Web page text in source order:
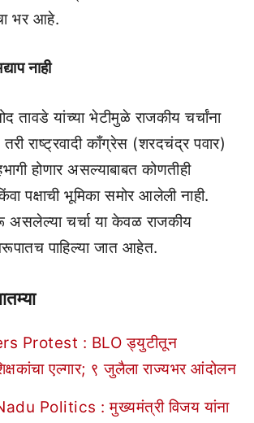
भर आहे.
नाही
तावडे यांच्या भेटीमुळे राजकीय चर्चांना
राष्ट्रवादी काँग्रेस (शरदचंद्र पवार)
होणार असल्याबाबत कोणतीही
पक्षाची भूमिका समोर आलेली नाही.
असलेल्या चर्चा या केवळ राजकीय
पाहिल्या जात आहेत.
Protest : BLO ड्युटीतून
एल्गार; ९ जुलैला राज्यभर आंदोलन
Politics : मुख्यमंत्री विजय यांना